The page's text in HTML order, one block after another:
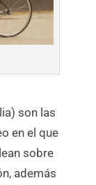
son las
en el que
sobre
además